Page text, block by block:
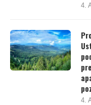
4.
4.